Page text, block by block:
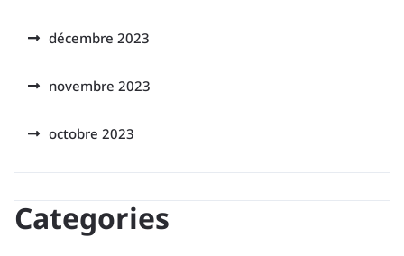
décembre 2023
novembre 2023
octobre 2023
Categories